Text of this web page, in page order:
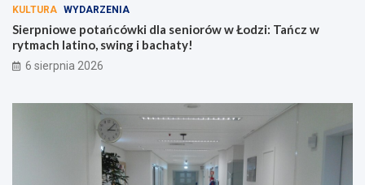
KULTURA WYDARZENIA
Sierpniowe potańcówki dla seniorów w Łodzi: Tańcz w
rytmach latino, swing i bachaty!
6 sierpnia 2026